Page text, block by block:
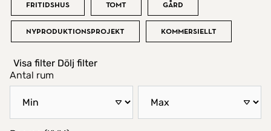
Fritidshus Tomt Gård
Nyproduktionsprojekt Kommersiellt
Visa filter Dölj filter
Antal rum